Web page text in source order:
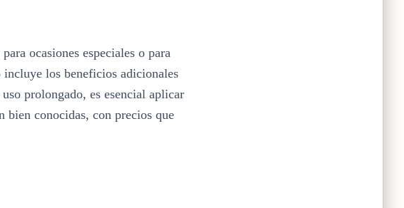
ocasiones especiales o para
incluye los beneficios adicionales
prolongado, es esencial aplicar
bien conocidas, con precios que